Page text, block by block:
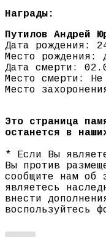
Награды:
Путилов Андрей
Дата рождения:
Место рождения:
Дата смерти:
Место смерти: Не
Место
Это страница
останется в
* Если Вы
Вы против
сообщите нам об
являетесь
внести
воспользуйтесь